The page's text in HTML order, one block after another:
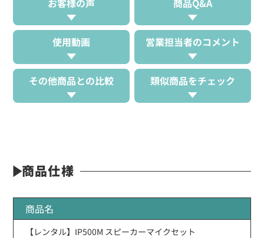
お客様の声 商品Q&A
使用動画 営業担当者のコメント
その他商品との比較 類似商品をチェック
商品仕様
商品名
【レンタル】IP500M スピーカーマイクセット